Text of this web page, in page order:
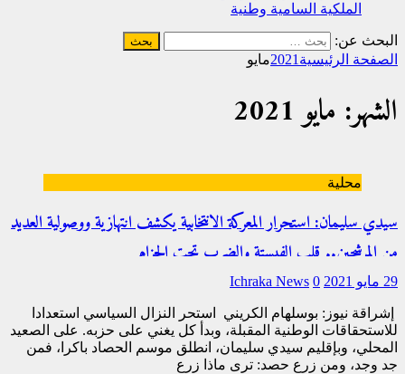
الملكية السامية وطنية
البحث عن:
الصفحة الرئيسية 2021مايو
الشهر: مايو 2021
محلية
سيدي سليمان: استحرار المعركة الانتخابية يكشف انتهازية ووصولية العديد
من المرشحين.. قلب الفيستة والضرب تحت الحزام
29 مايو 2021 Ichraka News 0
إشراقة نيوز: بوسلهام الكريني استحر النزال السياسي استعدادا
للاستحقاقات الوطنية المقبلة، وبدأ كل يغني على حزبه. على الصعيد
المحلي، وبإقليم سيدي سليمان، انطلق موسم الحصاد باكرا، فمن
جد وجد، ومن زرع حصد: ترى ماذا زرع